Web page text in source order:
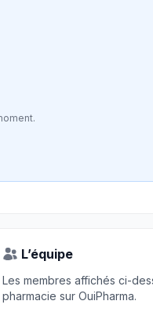
L’équipe
Les membres affichés ci-
pharmacie sur OuiPharma.